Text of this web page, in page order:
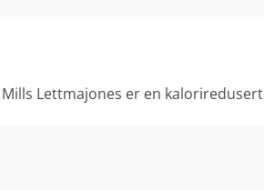
Mills Lettmajones er en